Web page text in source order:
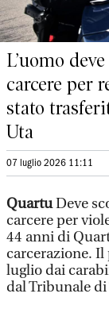
L’uomo
carcere per
stato
Uta
07 luglio 2026 11:11
QuartuDeve
carcere per
44 anni di
carcerazione. Il
luglio dai
dal Tribunale di